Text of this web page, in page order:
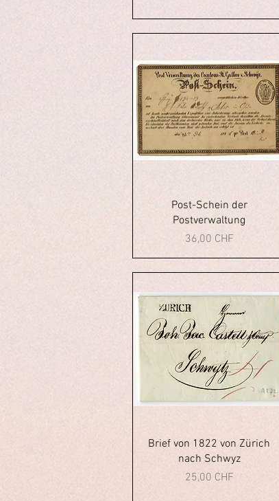
Aperçu rapide
Post-Schein der
Postverwaltung
Prix
36,00 CHF
Aperçu rapide
Brief von 1822 von Zürich
nach Schwyz
Prix
25,00 CHF